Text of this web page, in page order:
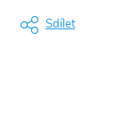
Sdílet